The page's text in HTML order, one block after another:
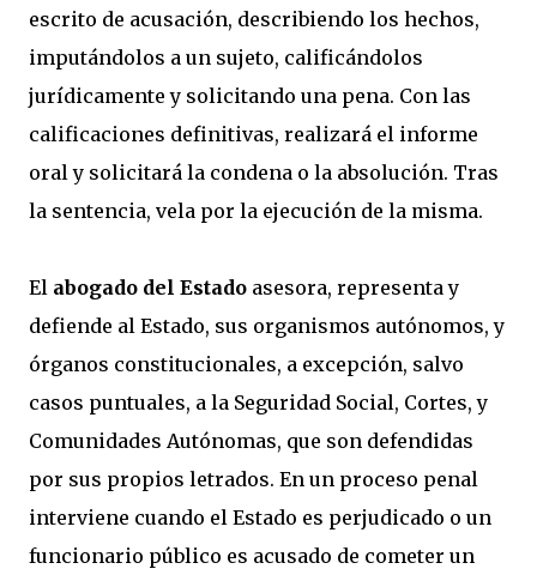
escrito de acusación, describiendo los hechos,
imputándolos a un sujeto, calificándolos
jurídicamente y solicitando una pena. Con las
calificaciones definitivas, realizará el informe
oral y solicitará la condena o la absolución. Tras
la sentencia, vela por la ejecución de la misma.
El abogado del Estado asesora, representa y
defiende al Estado, sus organismos autónomos, y
órganos constitucionales, a excepción, salvo
casos puntuales, a la Seguridad Social, Cortes, y
Comunidades Autónomas, que son defendidas
por sus propios letrados. En un proceso penal
interviene cuando el Estado es perjudicado o un
funcionario público es acusado de cometer un